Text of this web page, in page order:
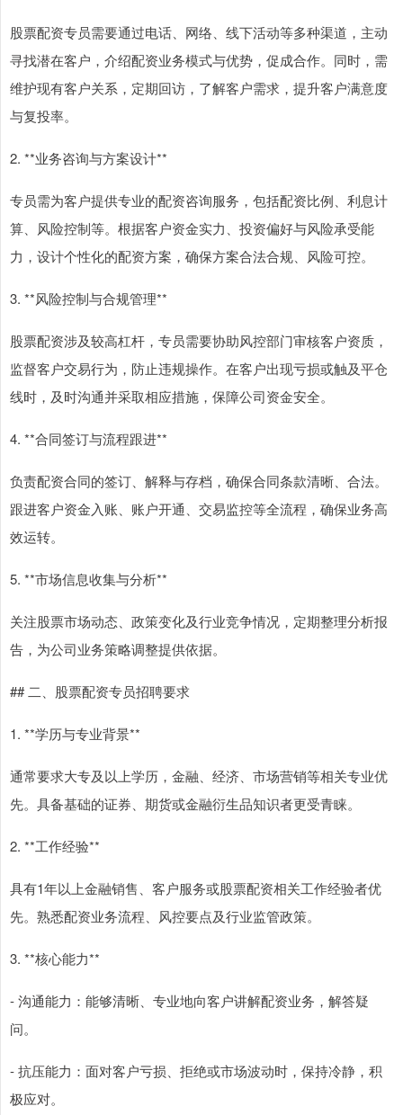
股票配资专员需要通过电话、网络、线下活动等多种渠道，主动
寻找潜在客户，介绍配资业务模式与优势，促成合作。同时，需
维护现有客户关系，定期回访，了解客户需求，提升客户满意度
与复投率。
2. **业务咨询与方案设计**
专员需为客户提供专业的配资咨询服务，包括配资比例、利息计
算、风险控制等。根据客户资金实力、投资偏好与风险承受能
力，设计个性化的配资方案，确保方案合法合规、风险可控。
3. **风险控制与合规管理**
股票配资涉及较高杠杆，专员需要协助风控部门审核客户资质，
监督客户交易行为，防止违规操作。在客户出现亏损或触及平仓
线时，及时沟通并采取相应措施，保障公司资金安全。
4. **合同签订与流程跟进**
负责配资合同的签订、解释与存档，确保合同条款清晰、合法。
跟进客户资金入账、账户开通、交易监控等全流程，确保业务高
效运转。
5. **市场信息收集与分析**
关注股票市场动态、政策变化及行业竞争情况，定期整理分析报
告，为公司业务策略调整提供依据。
## 二、股票配资专员招聘要求
1. **学历与专业背景**
通常要求大专及以上学历，金融、经济、市场营销等相关专业优
先。具备基础的证券、期货或金融衍生品知识者更受青睐。
2. **工作经验**
具有1年以上金融销售、客户服务或股票配资相关工作经验者优
先。熟悉配资业务流程、风控要点及行业监管政策。
3. **核心能力**
- 沟通能力：能够清晰、专业地向客户讲解配资业务，解答疑
问。
- 抗压能力：面对客户亏损、拒绝或市场波动时，保持冷静，积
极应对。